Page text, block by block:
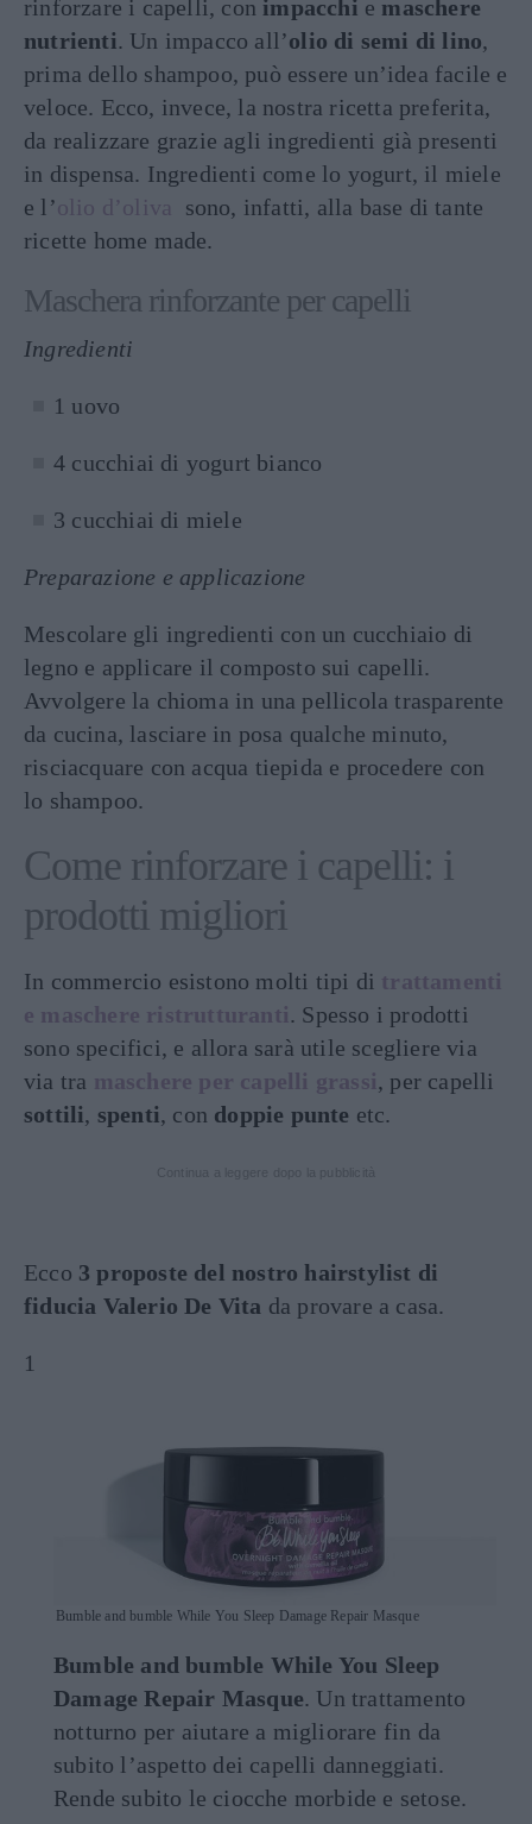
rinforzare i capelli, con impacchi e maschere
nutrienti. Un impacco all’olio di semi di lino,
prima dello shampoo, può essere un’idea facile e
veloce. Ecco, invece, la nostra ricetta preferita,
da realizzare grazie agli ingredienti già presenti
in dispensa. Ingredienti come lo yogurt, il miele
e l’olio d’oliva
sono, infatti, alla base di tante
ricette home made.
Maschera rinforzante per capelli
Ingredienti
1 uovo
4 cucchiai di yogurt bianco
3 cucchiai di miele
Preparazione e applicazione
Mescolare gli ingredienti con un cucchiaio di
legno e applicare il composto sui capelli.
Avvolgere la chioma in una pellicola trasparente
da cucina, lasciare in posa qualche minuto,
risciacquare con acqua tiepida e procedere con
lo shampoo.
Come rinforzare i capelli: i
prodotti migliori
In commercio esistono molti tipi di trattamenti
e maschere ristrutturanti. Spesso i prodotti
sono specifici, e allora sarà utile scegliere via
via tra maschere per capelli grassi, per capelli
sottili, spenti, con doppie punte etc.
Ecco 3 proposte del nostro hairstylist di
fiducia Valerio De Vita da provare a casa.
Bumble and bumble While You Sleep Damage Repair Masque
Bumble and bumble While You Sleep
Damage Repair Masque. Un trattamento
notturno per aiutare a migliorare fin da
subito l’aspetto dei capelli danneggiati.
Rende subito le ciocche morbide e setose.